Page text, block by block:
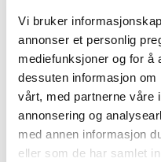
Vi bruker
annonser et personlig
mediefunksjoner og for å
dessuten informasjon
vårt, med partnerne våre
annonsering og
med annen informasjon
eller som de har samlet
Relaterte
Trygghetsskapande